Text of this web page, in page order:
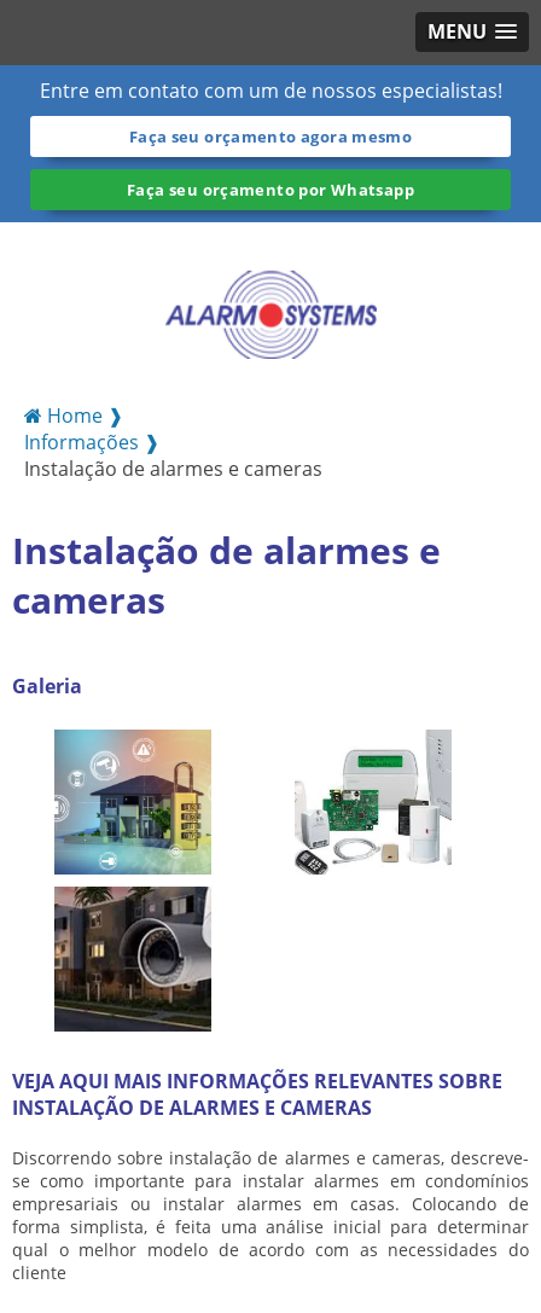
MENU
Entre em contato com um de nossos especialistas!
Faça seu orçamento agora mesmo
Faça seu orçamento por Whatsapp
Home ❱
Informações ❱
Instalação de alarmes e cameras
Instalação de alarmes e
cameras
Galeria
VEJA AQUI MAIS INFORMAÇÕES RELEVANTES SOBRE
INSTALAÇÃO DE ALARMES E CAMERAS
Discorrendo sobre instalação de alarmes e cameras, descreve-
se como importante para instalar alarmes em condomínios
empresariais ou instalar alarmes em casas. Colocando de
forma simplista, é feita uma análise inicial para determinar
qual o melhor modelo de acordo com as necessidades do
cliente